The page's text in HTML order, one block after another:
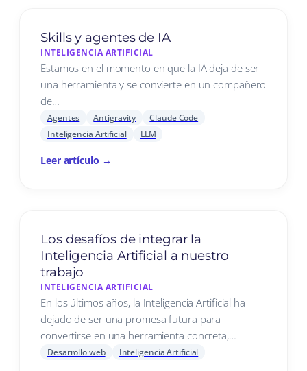
Skills y agentes de IA
INTELIGENCIA ARTIFICIAL
Estamos en el momento en que la IA deja de ser
una herramienta y se convierte en un compañero
de…
Agentes Antigravity
Claude Code
Inteligencia Artificial
LLM
Leer artículo →
Los desafíos de integrar la
Inteligencia Artificial a nuestro
trabajo
INTELIGENCIA ARTIFICIAL
En los últimos años, la Inteligencia Artificial ha
dejado de ser una promesa futura para
convertirse en una herramienta concreta,…
Desarrollo web Inteligencia Artificial